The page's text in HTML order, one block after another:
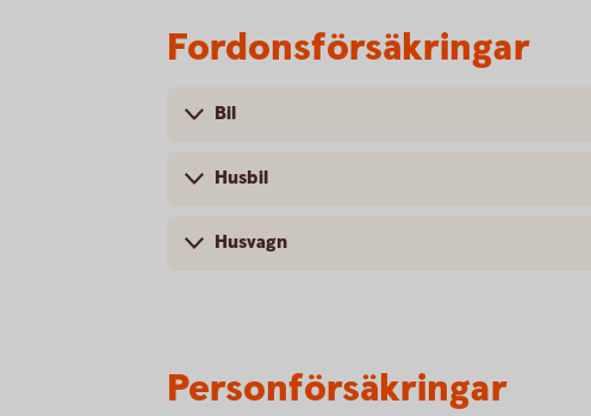
Fordonsförsäkringar
Bil
Husbil
Husvagn
Personförsäkringar